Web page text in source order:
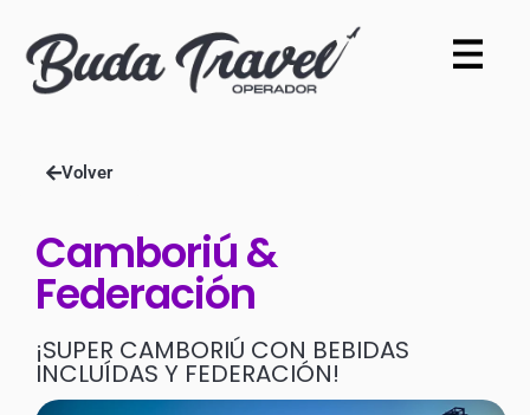
Volver
Camboriú &
Federación
¡SUPER CAMBORIÚ CON BEBIDAS
INCLUÍDAS Y FEDERACIÓN!